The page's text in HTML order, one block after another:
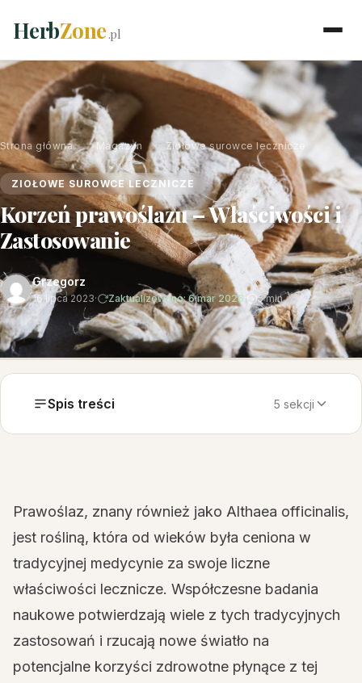
HerbZone.pl
Strona główna › Magazyn › Ziołowe surowce lecznicze
ZIOŁOWE SUROWCE LECZNICZE
Korzeń prawoślazu – Właściwości i
Zastosowanie
Grzegorz
16 lipca 2023· Zaktualizowano: 6 mar 2026 5 min
Spis treści 5 sekcji
Prawoślaz, znany również jako Althaea officinalis,
jest rośliną, która od wieków była ceniona w
tradycyjnej medycynie za swoje liczne
właściwości lecznicze. Współczesne badania
naukowe potwierdzają wiele z tych tradycyjnych
zastosowań i rzucają nowe światło na
potencjalne korzyści zdrowotne płynące z tej